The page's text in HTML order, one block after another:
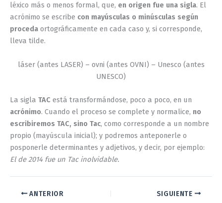
léxico más o menos formal, que, en origen fue una sigla. El
acrónimo se escribe con mayúsculas o minúsculas según
proceda ortográficamente en cada caso y, si corresponde,
lleva tilde.
láser (antes LASER) – ovni (antes OVNI) – Unesco (antes
UNESCO)
La sigla TAC está transformándose, poco a poco, en un
acrónimo. Cuando el proceso se complete y normalice, no
escribiremos TAC, sino Tac, como corresponde a un nombre
propio (mayúscula inicial); y podremos anteponerle o
posponerle determinantes y adjetivos, y decir, por ejemplo:
El de 2014 fue un Tac inolvidable.
ANTERIOR SIGUIENTE